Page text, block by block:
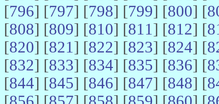
[796] [797] [798] [799] [800] [
[808] [809] [810] [811] [812] [
[820] [821] [822] [823] [824] [
[832] [833] [834] [835] [836] [
[844] [845] [846] [847] [848] [